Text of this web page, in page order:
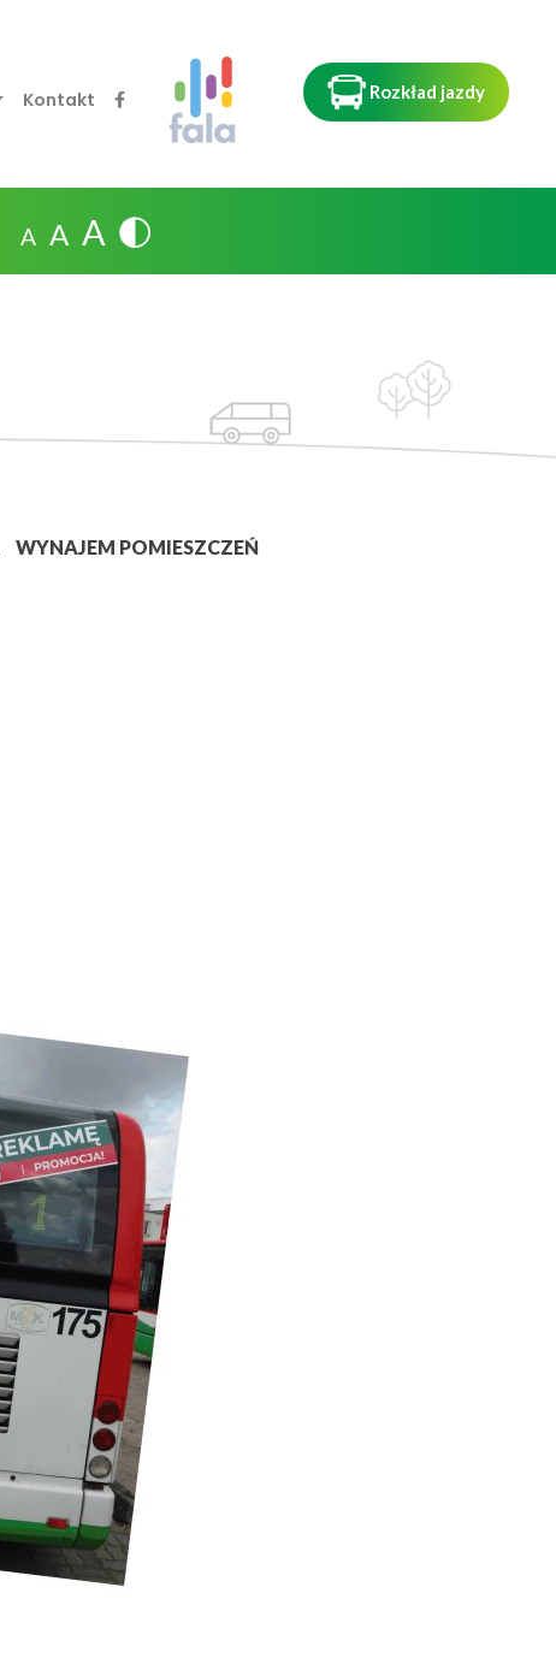
Kontakt Rozkład jazdy
A A A
WYNAJEM POMIESZCZEŃ